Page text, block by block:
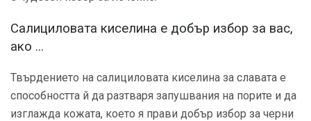
Салициловата киселина е добър избор за вас,
ако ...
Твърдението на салициловата киселина за славата е
способността й да разтваря запушвания на порите и да
изглажда кожата, което я прави добър избор за черни